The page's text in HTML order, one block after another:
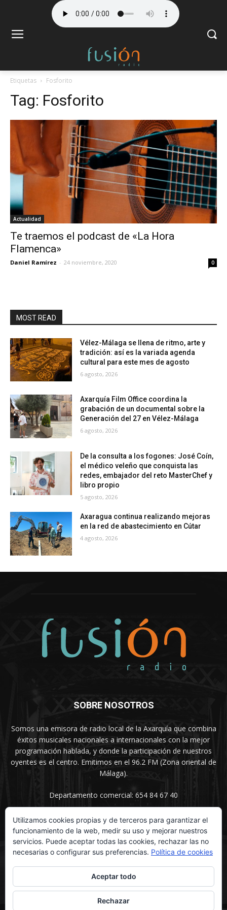
Etiquetas Fosforito
Tag: Fosforito
Actualidad
Te traemos el podcast de «La Hora
Flamenca»
Daniel Ramírez - 24 noviembre, 2020 0
MOST READ
Vélez-Málaga se llena de ritmo, arte y
tradición: así es la variada agenda
cultural para este mes de agosto
6 agosto, 2026
Axarquía Film Office coordina la
grabación de un documental sobre la
Generación del 27 en Vélez-Málaga
6 agosto, 2026
De la consulta a los fogones: José Coín,
el médico veleño que conquista las
redes, embajador del reto MasterChef y
libro propio
5 agosto, 2026
Axaragua continua realizando mejoras
en la red de abastecimiento en Cútar
4 agosto, 2026
SOBRE NOSOTROS
Somos una emisora de radio local de la Axarquía que combina
éxitos musicales nacionales a internacionales con la mejor
programación hablada, y donde la participación de nuestros
oyentes es el centro. Emitimos en el 96.2 FM (Zona oriental de
Málaga).
Departamento comercial: 654 84 67 40
SÍGUENOS
Utilizamos cookies propias y de terceros para garantizar el
funcionamiento de la web, medir su uso y mejorar nuestros
servicios. Puede aceptar todas las cookies, rechazar las no
necesarias o configurar sus preferencias. Política de cookies
Aceptar todo
Rechazar